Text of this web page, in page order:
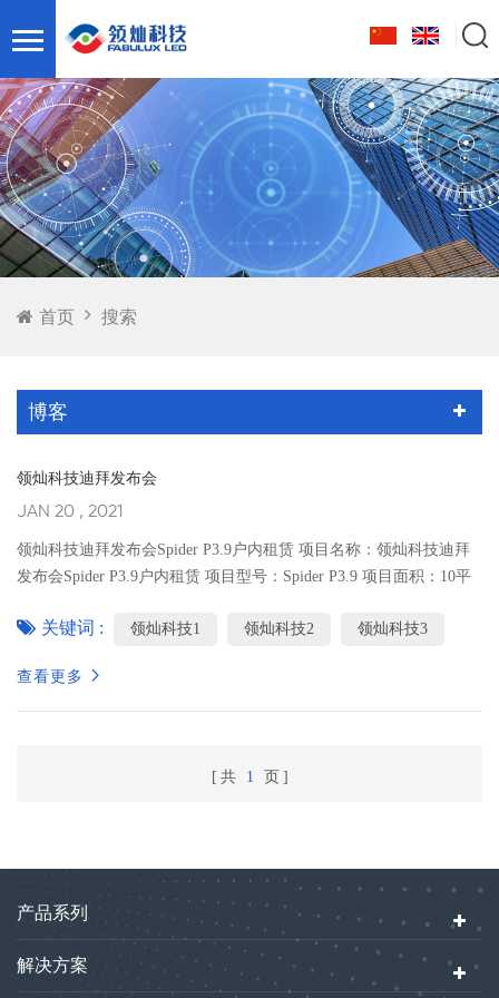
首页 搜索
博客
领灿科技迪拜发布会
JAN 20 , 2021
领灿科技迪拜发布会Spider P3.9户内租赁 项目名称：领灿科技迪拜
发布会Spider P3.9户内租赁 项目型号：Spider P3.9 项目面积：10平
东Prolight & Sound专业灯光、音响及影音技术展览会。第四届
关键词 : 领灿科技1 领灿科技2 领灿科技3
查看更多
共 1 页
产品系列
解决方案